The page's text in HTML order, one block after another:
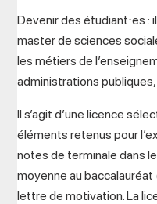
Devenir des étudiant⋅es :
master de sciences
les métiers de
administrations
Il s’agit d’une licence
éléments retenus pour
notes de terminale dans
moyenne au baccalauréat
lettre de motivation. La